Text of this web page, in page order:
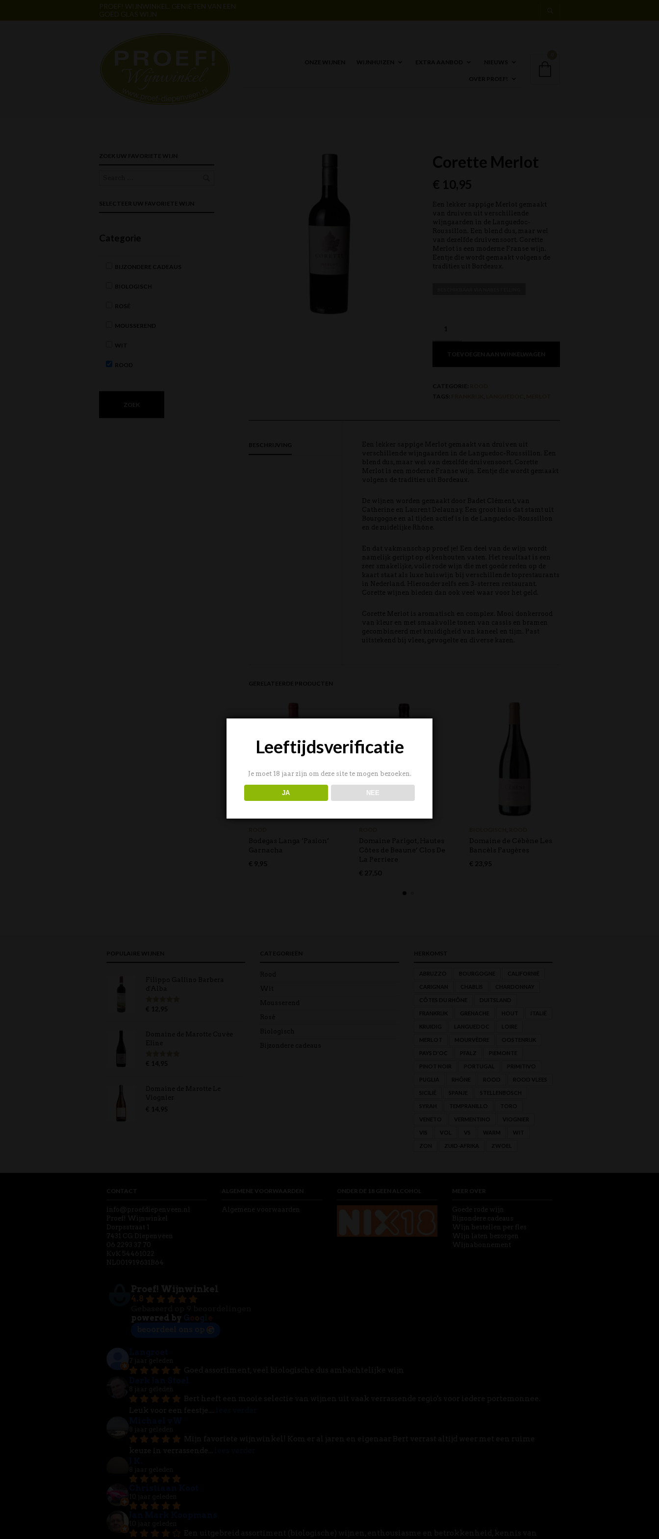
PROEF! WIJNWINKEL. GENIETEN VAN EEN
GOED GLAS WIJN
ONZE WIJNEN WIJNHUIZEN EXTRA AANBOD NIEUWS
OVER PROEF!
Corette Merlot
€ 10,95
Een lekker sappige Merlot gemaakt
van druiven uit verschillende
wijngaarden in de Languedoc-
Roussillon. Een blend dus, maar wel
van dezelfde druivensoort. Corette
Merlot is een moderne Franse wijn.
Eentje die wordt gemaakt volgens de
tradities uit Bordeaux.
TOEVOEGEN AAN WINKELWAGEN
CATEGORIE:
TAGS:
, ,
BESCHRIJVING
Een lekker sappige Merlot gemaakt van druiven uit
verschillende wijngaarden in de Languedoc-Roussillon. Een
blend dus, maar wel van dezelfde druivensoort. Corette
Merlot is een moderne Franse wijn. Eentje die wordt gemaakt
volgens de tradities uit Bordeaux.
De wijnen worden gemaakt door Badet Clément, van
Catherine en Laurent Delaunay. Een groot huis dat stamt uit
Bourgogne en al tijden actief is in de Languedoc-Roussillon
en de zuidelijke Rhône.
En dat vakmanschap proef je! Een deel van de wijn wordt
namelijk gerijpt op eikenhouten vaten. Het resultaat is een
zeer smakelijke, volle rode wijn die met goede reden op de
kaart staat als luxe huiswijn bij verschillende toprestaurants
in Nederland. Hieronder zelfs een 3-sterren restaurant.
Corette wijnen bieden dan ook veel waar voor het geld.
Corette Merlot is aromatisch en complex. Mooi donkerrood
van kleur en met smaakvolle tonen van cassis en bramen
gecombineerd met kruidigheid van kaneel en tijm. Past
uitstekend bij vlees, gevogelte en diverse kazen.
GERELATEERDE PRODUCTEN
Bodegas Langa ‘Pasion’
Garnacha
€ 9,95
Domaine Parigot, Hautes
Côtes de Beaune’ Clos De
La Perriere
€ 27,50
Domaine de Cébène Les
Bancèls Faugères
€ 23,95
ZOEK UW FAVORIETE WIJN
SELECTEER UW FAVORIETE WIJN
Categorie
BIJZONDERE CADEAUS
BIOLOGISCH
ROSÉ
MOUSSEREND
WIT
ROOD
POPULAIRE WIJNEN
Filippo Gallino Barbera
d'Alba
Gewaardeerd
€ 12,95
Domaine de Marotte Cuvée
Eline
Gewaardeerd
€ 14,95
Domaine de Marotte Le
Viognier
€ 14,95
CATEGORIEËN
Rood
Wit
Mousserend
Rosé
Biologisch
Bijzondere cadeaus
HERKOMST
ABRUZZO BOURGOGNE CALIFORNIË
CARIGNAN CHABLIS CHARDONNAY
CÔTES DU RHÔNE DUITSLAND
FRANKRIJK GRENACHE HOUT ITALIË
KRUIDIG LANGUEDOC LOIRE
MERLOT MOURVÈDRE OOSTENRIJK
PAYS D'OC PFALZ PIEMONTE
PINOT NOIR PORTUGAL PRIMITIVO
PUGLIA RHÔNE ROOD ROOD VLEES
SICILIË SPANJE STELLENBOSCH
SYRAH TEMPRANILLO TORO
VENETO VERMENTINO VIOGNIER
VIS VOL VS WARM WIT
ZON ZUID-AFRIKA ZWOEL
CONTACT
info@proefdiepenveen.nl
Proef! Wijnwinkel
Dorpsstraat 1
7431 CG Diepenveen
06 2293 37 70
KvK 54461022
NL001919631B64
ALGEMENE VOORWAARDEN
Algemene voorwaarden
ONDER DE 18 GEEN ALCOHOL MEER OVER
Goede rode wijn
Bijzondere cadeaus
Wijn bestellen per fles
Wijn laten bezorgen
Wijnabonnement
4.8
powered by
o
Leeftijdsverificatie
Je moet 18 jaar zijn om deze site te mogen bezoeken.
JA NEE